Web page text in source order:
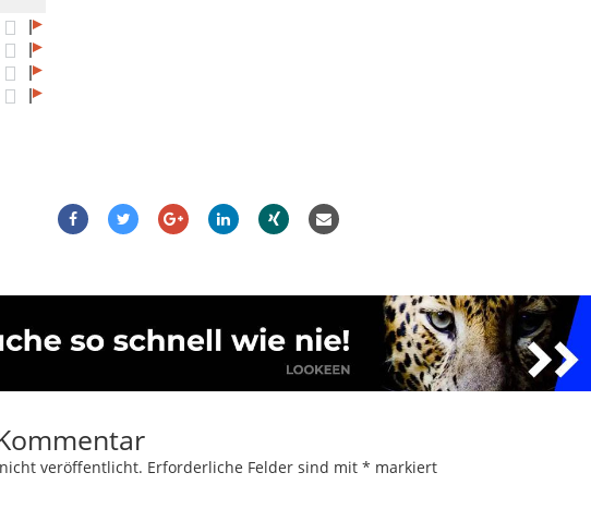
veröffentlicht. Erforderliche Felder sind mit * markiert